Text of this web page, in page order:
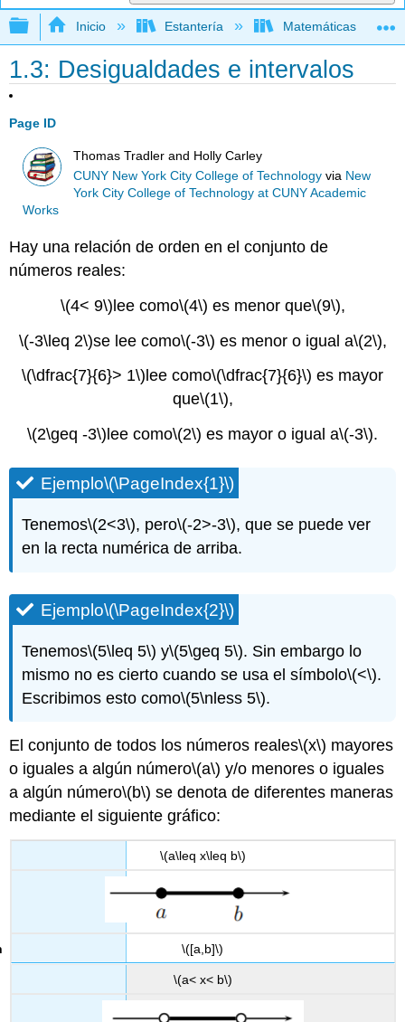
Expandir/contraer jerarquía global
Inicio Estantería Matemáticas
1.3: Desigualdades e intervalos
Page ID
Thomas Tradler and Holly Carley
CUNY New York City College of Technology via New
York City College of Technology at CUNY Academic
Works
Hay una relación de orden en el conjunto de
números reales:
\(4< 9\)lee como\(4\) es menor que\(9\),
\(-3\leq 2\)selee como\(-3\) es menor o igual a\(2\),
\(\dfrac{7}{6}> 1\) lee como\(\dfrac{7}{6}\) es mayor
que\(1\),
\(2\geq -3\) lee como\(2\) es mayor o igual a\(-3\).
Ejemplo\(\PageIndex{1}\)
Tenemos\(2<3\), pero\(-2>-3\), que se puede ver
en la recta numérica de arriba.
Ejemplo\(\PageIndex{2}\)
Tenemos\(5\leq 5\) y\(5\geq 5\). Sin embargo lo
mismo no es cierto cuando se usa el símbolo\(<\).
Escribimos esto como\(5\nless 5\).
El conjunto de todos los números reales\(x\) mayores
o iguales a algún número\(a\) y/o menores o iguales
a algún número\(b\) se denota de diferentes maneras
mediante el siguiente gráfico:
\(a\leq x\leq b\)
\([a,b]\)
\(a< x< b\)